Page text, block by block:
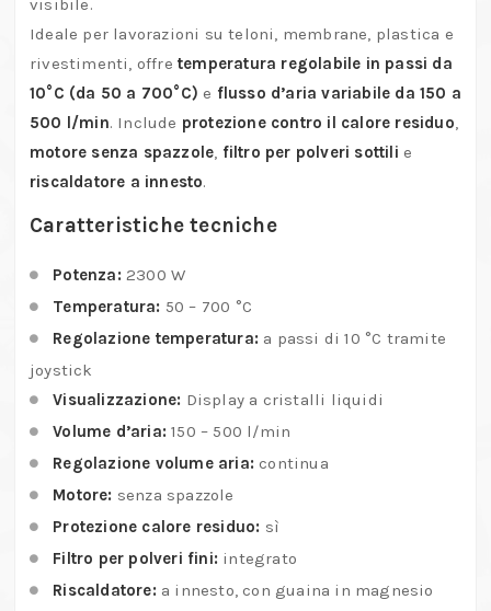
Display
LCD
quantità
visibile.
Ideale per lavorazioni su teloni, membrane, plastica e
rivestimenti, offre temperatura regolabile in passi da
10°C (da 50 a 700°C) e flusso d’aria variabile da 150 a
500 l/min. Include protezione contro il calore residuo,
motore senza spazzole, filtro per polveri sottili e
riscaldatore a innesto.
Caratteristiche tecniche
Potenza:2300 W
Temperatura: 50 – 700 °C
Regolazione temperatura: a passi di 10 °C tramite
joystick
Visualizzazione: Display a cristalli liquidi
Volume d’aria: 150 – 500 l/min
Regolazione volume aria: continua
Motore: senza spazzole
Protezione calore residuo: sì
Filtro per polveri fini: integrato
Riscaldatore:a innesto, con guaina in magnesio